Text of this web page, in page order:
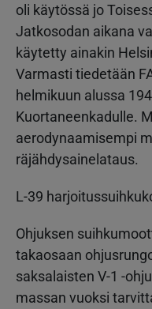
oli käytössä jo
Jatkosodan aikana
käytetty ainakin
Varmasti tiedetään
helmikuun alussa
Kuortaneenkadulle.
aerodynaamisempi
räjähdysainelataus.
L-39
Ohjuksen
takaosaan
saksalaisten V-1 -
massan vuoksi